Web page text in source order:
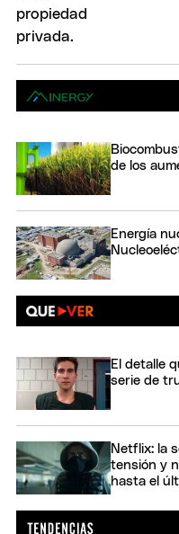
de los
Energía
El detalle
serie de
Netflix: la
tensión y
hasta el